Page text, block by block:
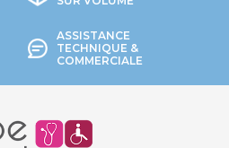
ASSISTANCE
TECHNIQUE &
COMMERCIALE